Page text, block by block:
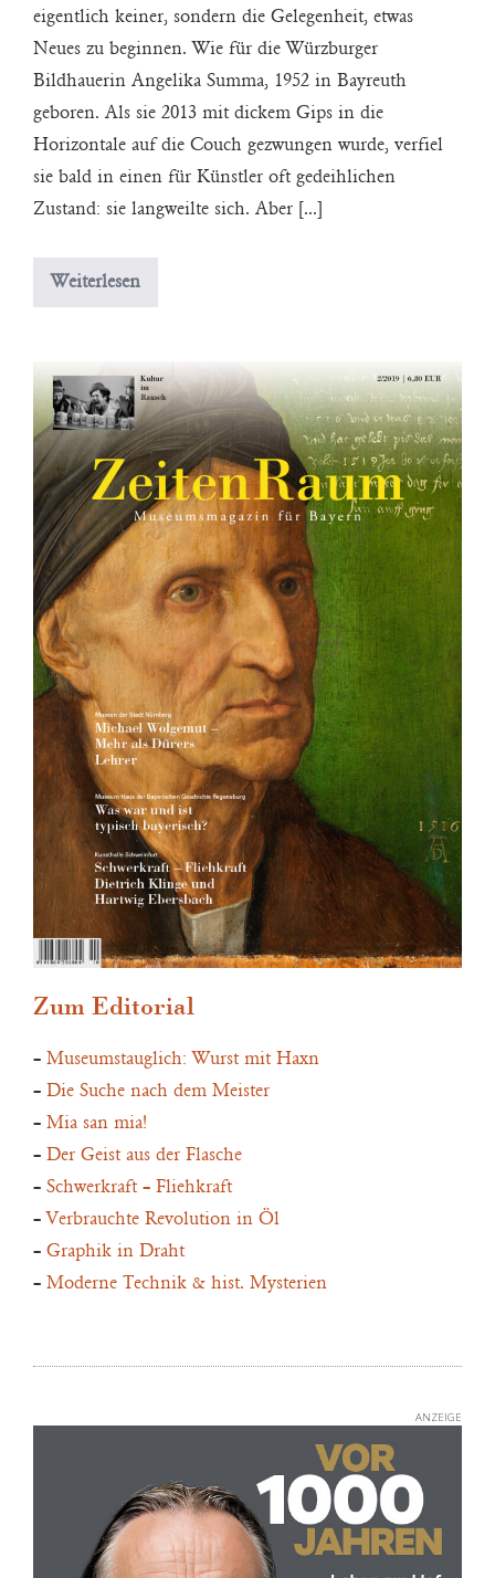
eigentlich keiner, sondern die Gelegenheit, etwas
Neues zu beginnen. Wie für die Würzburger
Bildhauerin Angelika Summa, 1952 in Bayreuth
geboren. Als sie 2013 mit dickem Gips in die
Horizontale auf die Couch gezwungen wurde, verfiel
sie bald in einen für Künstler oft gedeihlichen
Zustand: sie langweilte sich. Aber [...]
WeiterlesenGraphik
Zum Editorial
– Museumstauglich: Wurst mit Haxn
– Die Suche nach dem Meister
– Mia san mia!
– Der Geist aus der Flasche
– Schwerkraft – Fliehkraft
– Verbrauchte Revolution in Öl
– Graphik in Draht
– Moderne Technik & hist. Mysterien
ANZEIGE